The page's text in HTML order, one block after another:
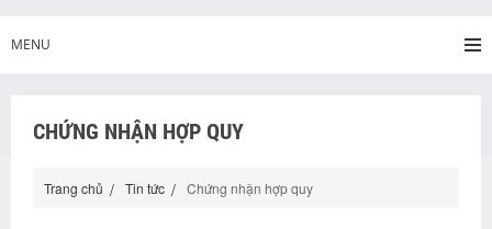
MENU
CHỨNG NHẬN HỢP QUY
Trang chủ Tin tức Chứng nhận hợp quy